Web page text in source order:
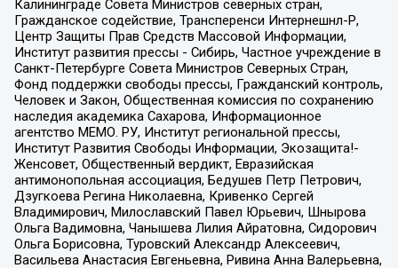
Калининграде Совета Министров северных стран,
Гражданское содействие, Трансперенси Интернешнл-Р,
Центр Защиты Прав Средств Массовой Информации,
Институт развития прессы - Сибирь, Частное учреждение в
Санкт-Петербурге Совета Министров Северных Стран,
Фонд поддержки свободы прессы, Гражданский контроль,
Человек и Закон, Общественная комиссия по сохранению
наследия академика Сахарова, Информационное
агентство МЕМО. РУ, Институт региональной прессы,
Институт Развития Свободы Информации, Экозащита!-
Женсовет, Общественный вердикт, Евразийская
антимонопольная ассоциация, Бедушев Петр Петрович,
Дзугкоева Регина Николаевна, Кривенко Сергей
Владимирович, Милославский Павел Юрьевич, Шнырова
Ольга Вадимовна, Чанышева Лилия Айратовна, Сидорович
Ольга Борисовна, Туровский Александр Алексеевич,
Васильева Анастасия Евгеньевна, Ривина Анна Валерьевна,